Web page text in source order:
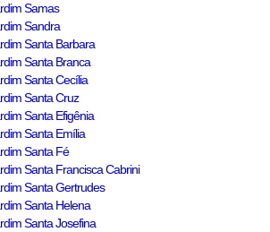
Samas
Sandra
Santa Barbara
Santa Branca
Santa Cecília
Santa Cruz
Santa Efigênia
Santa Emília
Santa Fé
Santa Francisca Cabrini
Santa Gertrudes
Santa Helena
Santa Josefina